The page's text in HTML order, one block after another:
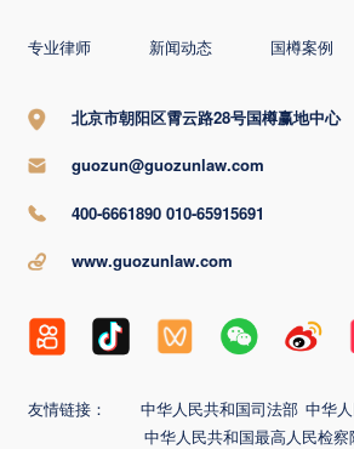
专业律师 新闻动态 国樽案例
北京市朝阳区霄云路28号国樽赢地中心
guozun@guozunlaw.com
400-6661890 010-65915691
www.guozunlaw.com
友情链接： 中华人民共和国司法部 中华
中华人民共和国最高人民检察